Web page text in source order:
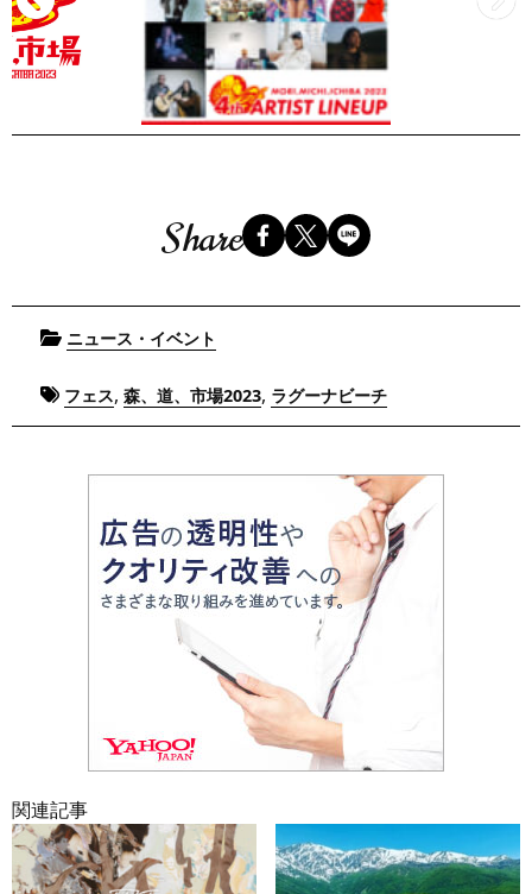
Share
Posted
ニュース・イベント
Tagged
フェス, 森、道、市場2023, ラグーナビーチ
関連記事